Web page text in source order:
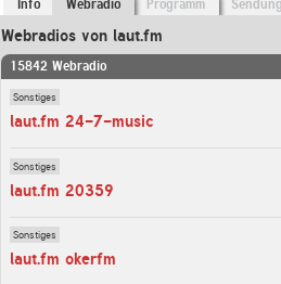
Info Webradio Programm
Webradios von laut.fm
15842 Webradio
Sonstiges
laut.fm 24-7-music
Sonstiges
laut.fm 20359
Sonstiges
laut.fm okerfm